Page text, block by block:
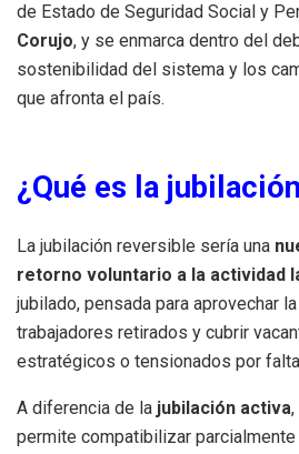
de Estado de Seguridad Social y
Corujo, y se enmarca dentro del
sostenibilidad del sistema y los
que afronta el país.
¿Qué es la
La jubilación reversible sería una
retorno voluntario a la actividad
jubilado, pensada para aprovechar
trabajadores retirados y cubrir
estratégicos o tensionados por
A diferencia de la jubilación activa
permite compatibilizar